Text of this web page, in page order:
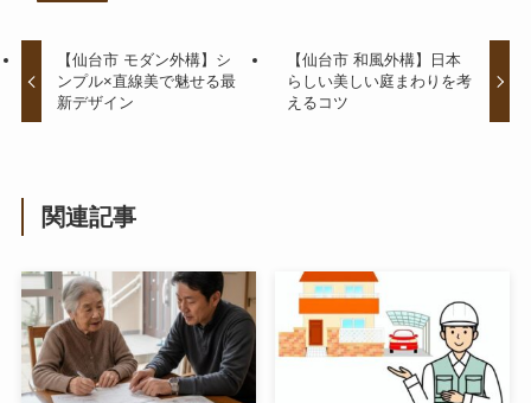
【仙台市 モダン外構】シ
ンプル×直線美で魅せる最
新デザイン
【仙台市 和風外構】日本
らしい美しい庭まわりを考
えるコツ
関連記事